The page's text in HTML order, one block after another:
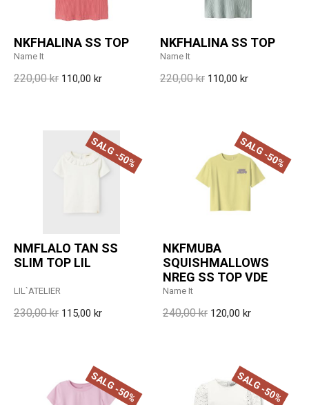
NKFHALINA SS TOP
Name It
220,00 kr 110,00 kr
NKFHALINA SS TOP
Name It
220,00 kr 110,00 kr
NMFLALO TAN SS
SLIM TOP LIL
LIL`ATELIER
230,00 kr 115,00 kr
SALG -50%
NKFMUBA
SQUISHMALLOWS
NREG SS TOP VDE
Name It
240,00 kr 120,00 kr
SALG -50%
SALG -50% SALG -50%